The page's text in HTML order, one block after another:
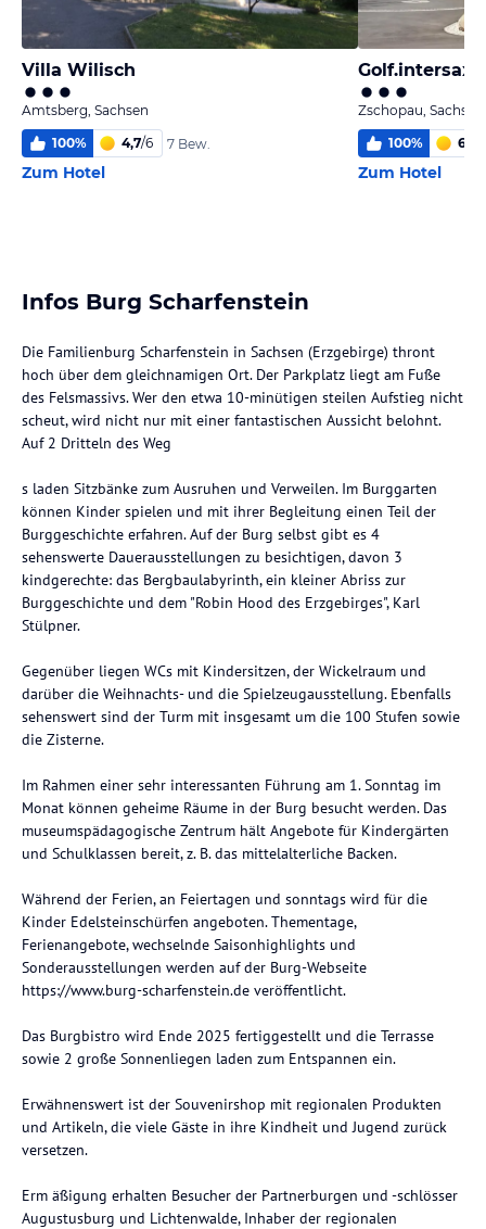
Villa Wilisch
Amtsberg, Sachsen
100% 4,7/6 7 Bew.
Zum Hotel
Zschopau, Sachsen
100% 6,0
Zum Hotel
Infos Burg Scharfenstein
Die Familienburg Scharfenstein in Sachsen (Erzgebirge) thront
hoch über dem gleichnamigen Ort. Der Parkplatz liegt am Fuße
des Felsmassivs. Wer den etwa 10-minütigen steilen Aufstieg nicht
scheut, wird nicht nur mit einer fantastischen Aussicht belohnt.
Auf 2 Dritteln des Weg
s laden Sitzbänke zum Ausruhen und Verweilen. Im Burggarten
können Kinder spielen und mit ihrer Begleitung einen Teil der
Burggeschichte erfahren. Auf der Burg selbst gibt es 4
sehenswerte Dauerausstellungen zu besichtigen, davon 3
kindgerechte: das Bergbaulabyrinth, ein kleiner Abriss zur
Burggeschichte und dem "Robin Hood des Erzgebirges", Karl
Stülpner.
Gegenüber liegen WCs mit Kindersitzen, der Wickelraum und
darüber die Weihnachts- und die Spielzeugausstellung. Ebenfalls
sehenswert sind der Turm mit insgesamt um die 100 Stufen sowie
die Zisterne.
Im Rahmen einer sehr interessanten Führung am 1. Sonntag im
Monat können geheime Räume in der Burg besucht werden. Das
museumspädagogische Zentrum hält Angebote für Kindergärten
und Schulklassen bereit, z. B. das mittelalterliche Backen.
Während der Ferien, an Feiertagen und sonntags wird für die
Kinder Edelsteinschürfen angeboten. Thementage,
Ferienangebote, wechselnde Saisonhighlights und
Sonderausstellungen werden auf der Burg-Webseite
https://www.burg-scharfenstein.de veröffentlicht.
Das Burgbistro wird Ende 2025 fertiggestellt und die Terrasse
sowie 2 große Sonnenliegen laden zum Entspannen ein.
Erwähnenswert ist der Souvenirshop mit regionalen Produkten
und Artikeln, die viele Gäste in ihre Kindheit und Jugend zurück
versetzen.
Erm äßigung erhalten Besucher der Partnerburgen und -schlösser
Augustusburg und Lichtenwalde, Inhaber der regionalen